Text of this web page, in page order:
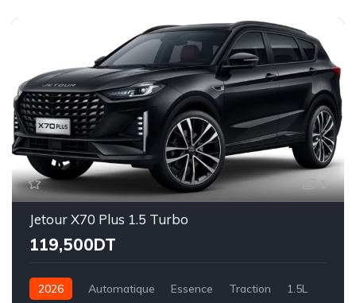
1
Jetour X70 Plus 1.5 Turbo
119,500DT
2026 Automatique Essence Traction 1.5L